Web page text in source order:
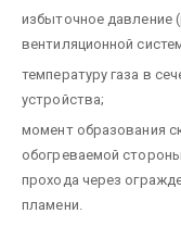
избыточное давление
вентиляционной
температуру газа в
устройства;
момент образования
обогреваемой
прохода через
пламени.